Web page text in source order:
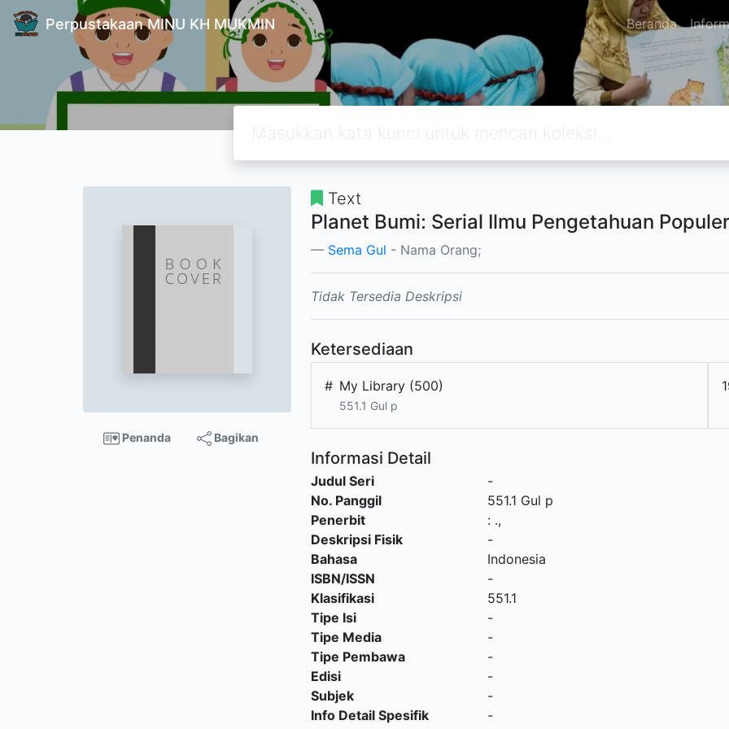
Perpustakaan MINU KH MUKMIN Beranda
Penanda Bagikan
Text
Planet Bumi: Serial Ilmu Pengetahuan Populer
Sema Gul - Nama Orang;
Tidak Tersedia Deskripsi
Ketersediaan
# My Library (500)
551.1 Gul p
Informasi Detail
Judul Seri
-
No. Panggil
551.1 Gul p
Penerbit
: .,
Deskripsi Fisik
-
Bahasa
Indonesia
ISBN/ISSN
-
Klasifikasi
551.1
Tipe Isi
-
Tipe Media
-
Tipe Pembawa
-
Edisi
-
Subjek
-
Info Detail Spesifik
-